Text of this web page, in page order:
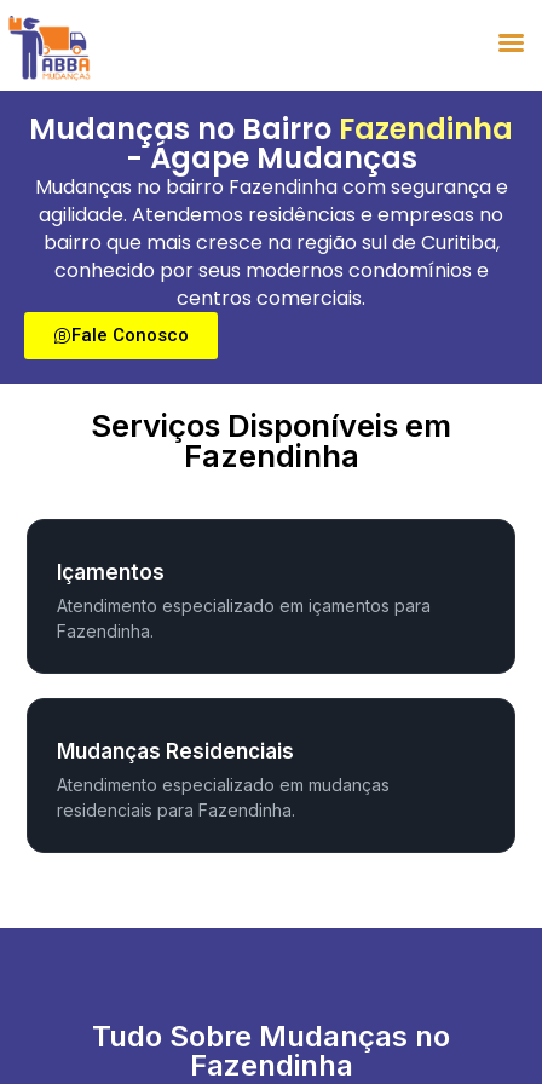
Mudanças no Bairro Fazendinha
- Ágape Mudanças
Mudanças no bairro Fazendinha com segurança e
agilidade. Atendemos residências e empresas no
bairro que mais cresce na região sul de Curitiba,
conhecido por seus modernos condomínios e
centros comerciais.
Fale Conosco
Serviços Disponíveis em
Fazendinha
Içamentos
Atendimento especializado em içamentos para
Fazendinha.
Mudanças Residenciais
Atendimento especializado em mudanças
residenciais para Fazendinha.
Tudo Sobre Mudanças no
Fazendinha